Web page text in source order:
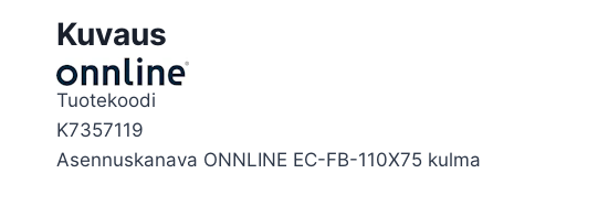
Kuvaus
Tuotekoodi
K7357119
Asennuskanava ONNLINE EC-FB-110X75 kulma